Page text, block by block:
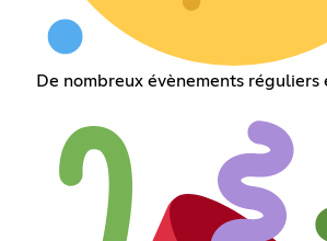
De nombreux évènements réguliers